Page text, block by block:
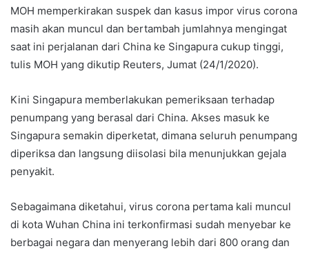
MOH memperkirakan suspek dan kasus impor virus corona
masih akan muncul dan bertambah jumlahnya mengingat
saat ini perjalanan dari China ke Singapura cukup tinggi,
tulis MOH yang dikutip Reuters, Jumat (24/1/2020).
Kini Singapura memberlakukan pemeriksaan terhadap
penumpang yang berasal dari China. Akses masuk ke
Singapura semakin diperketat, dimana seluruh penumpang
diperiksa dan langsung diisolasi bila menunjukkan gejala
penyakit.
Sebagaimana diketahui, virus corona pertama kali muncul
di kota Wuhan China ini terkonfirmasi sudah menyebar ke
berbagai negara dan menyerang lebih dari 800 orang dan